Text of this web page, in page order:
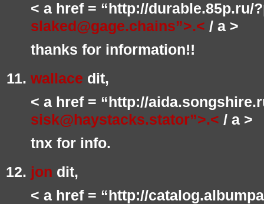
< a href = “http://durable.85p.ru/
slaked@gage.chains”>.< / a >
thanks for information!!
wallace dit,
< a href = “http://
sisk@haystacks.stator”>.< / a >
tnx for info.
jon dit,
< a href = “http://